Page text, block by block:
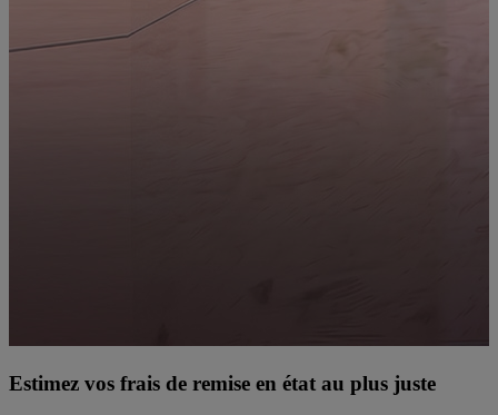
Estimez vos frais de remise en état au plus juste